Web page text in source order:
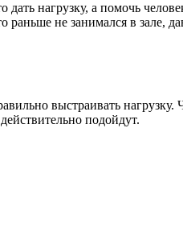
нагрузку, а помочь
не занимался в зале,
выстраивать
подойдут.